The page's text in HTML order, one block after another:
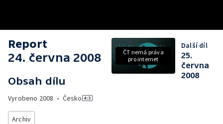
Report
24. června 2008
Obsah dílu
Vyrobeno 2008 • Česko
Archiv
ČT nemá práva
pro internet
Další díl
25.
června
2008